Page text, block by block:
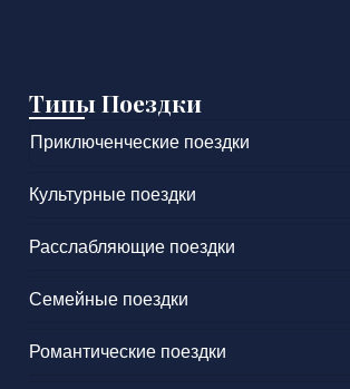
Типы Поездки
Приключенческие поездки
Культурные поездки
Расслабляющие поездки
Семейные поездки
Романтические поездки